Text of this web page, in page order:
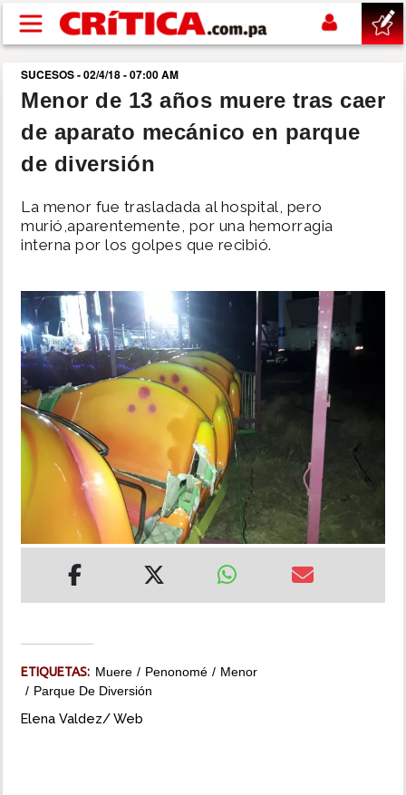
Pasar al contenido principal
buscar
SUCESOS
POLÍTICA
DEPORTES
MUNDO
INSÓLITAS
MULTIMEDIA
IMPRESO
SUCESOS - 02/4/18 - 07:00 AM
Menor de 13 años muere tras caer
de aparato mecánico en parque
de diversión
La menor fue trasladada al hospital, pero
murió,aparentemente, por una hemorragia
interna por los golpes que recibió.
ETIQUETAS: Muere Penonomé
Menor
Parque De Diversión
Elena Valdez/ Web